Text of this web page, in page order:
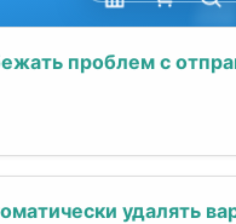
проблем с
удалять